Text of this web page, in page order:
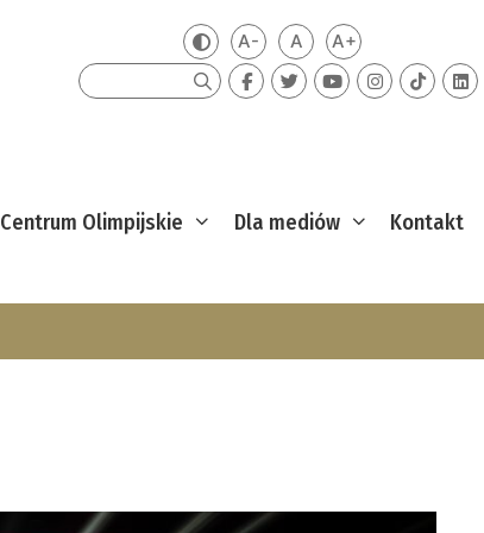
Zmień kontrast
A-Mniejsza czcionka
ADomyślna czcionka
A+Większa
Szukaj
Centrum Olimpijskie Dla mediów Kontakt